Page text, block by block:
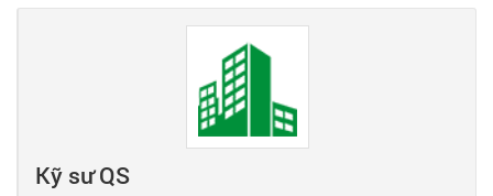
Kỹ sư QS